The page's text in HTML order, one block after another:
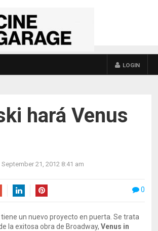
LOGIN
hará Venus
September 21, 2012 8:41 am
0
tiene un nuevo proyecto en puerta. Se trata
la exitosa obra de Broadway, Venus in